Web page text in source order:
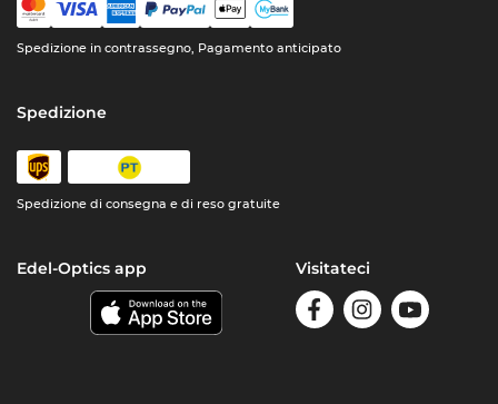
Spedizione in contrassegno, Pagamento anticipato
Spedizione
Spedizione di consegna e di reso gratuite
Edel-Optics app Visitateci